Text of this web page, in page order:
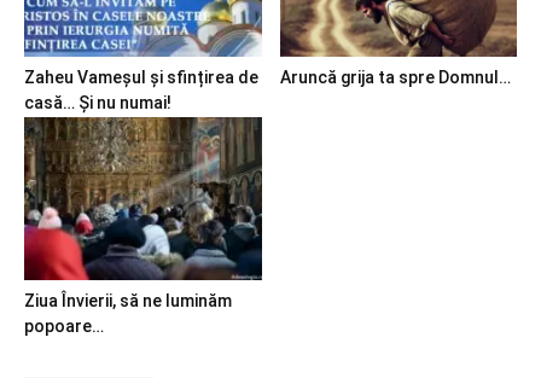
Zaheu Vameșul și sfințirea de
casă… Și nu numai!
Aruncă grija ta spre Domnul…
Ziua Învierii, să ne luminăm
popoare…